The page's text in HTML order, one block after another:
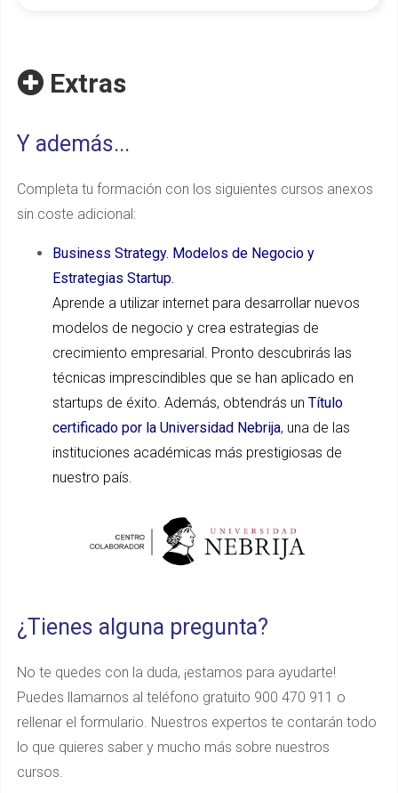
Extras
Y además...
Completa tu formación con los siguientes cursos anexos
sin coste adicional:
Business Strategy. Modelos de Negocio y
Estrategias Startup.
Aprende a utilizar internet para desarrollar nuevos
modelos de negocio y crea estrategias de
crecimiento empresarial. Pronto descubrirás las
técnicas imprescindibles que se han aplicado en
startups de éxito. Además, obtendrás un Título
certificado por la Universidad Nebrija, una de las
instituciones académicas más prestigiosas de
nuestro país.
¿Tienes alguna pregunta?
No te quedes con la duda, ¡estamos para ayudarte!
Puedes llamarnos al teléfono gratuito 900 470 911 o
rellenar el formulario. Nuestros expertos te contarán todo
lo que quieres saber y mucho más sobre nuestros
cursos.